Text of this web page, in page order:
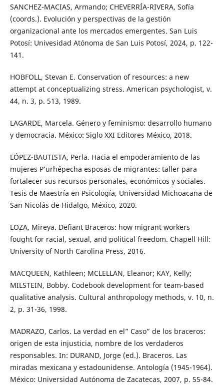
SANCHEZ-MACIAS, Armando; CHEVERRÍA-RIVERA, Sofía
(coords.). Evolución y perspectivas de la gestión
organizacional ante los mercados emergentes. San Luis
Potosí: Univesidad Atónoma de San Luis Potosí, 2024, p. 122-
141.
HOBFOLL, Stevan E. Conservation of resources: a new
attempt at conceptualizing stress. American psychologist, v.
44, n. 3, p. 513, 1989.
LAGARDE, Marcela. Género y feminismo: desarrollo humano
y democracia. México: Siglo XXI Editores México, 2018.
LÓPEZ-BAUTISTA, Perla. Hacia el empoderamiento de las
mujeres P’urhépecha esposas de migrantes: taller para
fortalecer sus recursos personales, económicos y sociales.
Tesis de Maestría en Psicología, Universidad Michoacana de
San Nicolás de Hidalgo, México, 2020.
LOZA, Mireya. Defiant Braceros: how migrant workers
fought for racial, sexual, and political freedom. Chapell Hill:
University of North Carolina Press, 2016.
MACQUEEN, Kathleen; MCLELLAN, Eleanor; KAY, Kelly;
MILSTEIN, Bobby. Codebook development for team-based
qualitative analysis. Cultural anthropology methods, v. 10, n.
2, p. 31-36, 1998.
MADRAZO, Carlos. La verdad en el” Caso” de los braceros:
origen de esta injusticia, nombre de los verdaderos
responsables. In: DURAND, Jorge (ed.). Braceros. Las
miradas mexicana y estadounidense. Antología (1945-1964).
México: Universidad Autónoma de Zacatecas, 2007, p. 55-84.